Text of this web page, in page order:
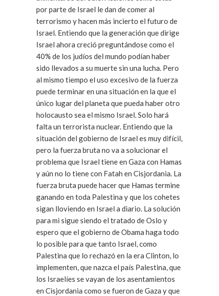
por parte de Israel le dan de comer al
terrorismo y hacen más incierto el futuro de
Israel. Entiendo que la generación que dirige
Israel ahora creció preguntándose como el
40% de los judíos del mundo podían haber
sido llevados a su muerte sin una lucha. Pero
al mismo tiempo el uso excesivo de la fuerza
puede terminar en una situación en la que el
único lugar del planeta que pueda haber otro
holocausto sea el mismo Israel. Solo hará
falta un terrorista nuclear. Entiendo que la
situación del gobierno de Israel es muy difícil,
pero la fuerza bruta no va a solucionar el
problema que Israel tiene en Gaza con Hamas
y aún no lo tiene con Fatah en Cisjordania. La
fuerza bruta puede hacer que Hamas termine
ganando en toda Palestina y que los cohetes
sigan lloviendo en Israel a diario. La solución
para mi sigue siendo el tratado de Oslo y
espero que el gobierno de Obama haga todo
lo posible para que tanto Israel, como
Palestina que lo rechazó en la era Clinton, lo
implementen, que nazca el país Palestina, que
los Israelíes se vayan de los asentamientos
en Cisjordania como se fueron de Gaza y que